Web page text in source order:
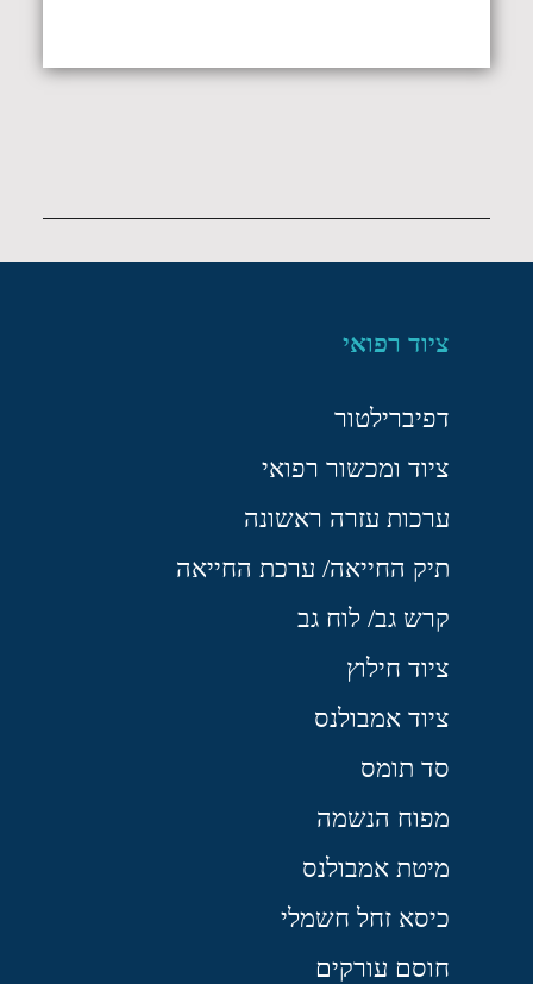
ציוד רפואי
דפיברילטור
ציוד ומכשור רפואי
ערכות עזרה ראשונה
תיק החייאה/ ערכת החייאה
קרש גב/ לוח גב
ציוד חילוץ
ציוד אמבולנס
סד תומס
מפוח הנשמה
מיטת אמבולנס
כיסא זחל חשמלי
חוסם עורקים